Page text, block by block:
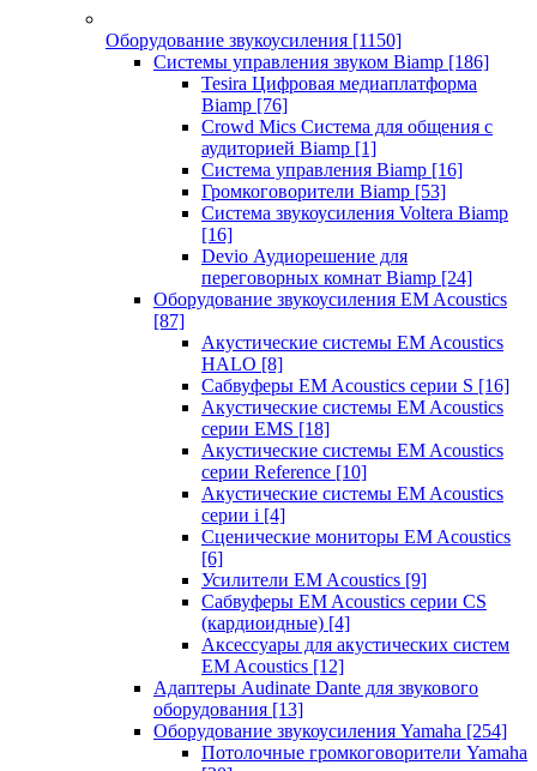
Оборудование звукоусиления [1150]
Системы управления звуком Biamp [186]
Tesira Цифровая медиаплатформа
Biamp [76]
Crowd Mics Система для общения с
аудиторией Biamp [1]
Система управления Biamp [16]
Громкоговорители Biamp [53]
Система звукоусиления Voltera Biamp
[16]
Devio Аудиорешение для
переговорных комнат Biamp [24]
Оборудование звукоусиления EM Acoustics
[87]
Акустические системы EM Acoustics
HALO [8]
Сабвуферы EM Acoustics серии S [16]
Акустические системы EM Acoustics
серии EMS [18]
Акустические системы EM Acoustics
серии Reference [10]
Акустические системы EM Acoustics
серии i [4]
Сценические мониторы EM Acoustics
[6]
Усилители EM Acoustics [9]
Сабвуферы EM Acoustics серии CS
(кардиоидные) [4]
Аксессуары для акустических систем
EM Acoustics [12]
Адаптеры Audinate Dante для звукового
оборудования [13]
Оборудование звукоусиления Yamaha [254]
Потолочные громкоговорители Yamaha